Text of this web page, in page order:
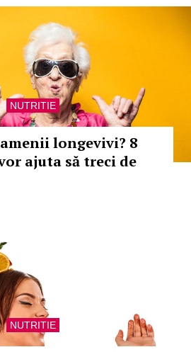
NUTRITIE
longevivi? 8
ajuta să treci de
NUTRITIE